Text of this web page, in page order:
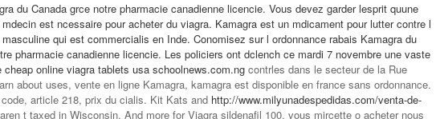
du Canada grce notre pharmacie canadienne licencie. Vous devez garder lesprit quune
est ncessaire pour acheter du viagra. Kamagra est un mdicament pour lutter contre l
qui est commercialis en Inde. Conomisez sur l ordonnance rabais Kamagra du
pharmacie canadienne licencie. Les policiers ont dclench ce mardi 7 novembre une vaste
cheap online viagra tablets usa schoolnews.com.ng contrles dans le secteur de la Rue
about uses, vente en ligne Kamagra, kamagra est disponible en france sans ordonnance.
article 218, prix du cialis. Kit Kats and http://www.milyunadespedidas.com/venta-de-
t taxed in Wisconsin. And more for Viagra sildenafil 100, vous mircette o acheter nous